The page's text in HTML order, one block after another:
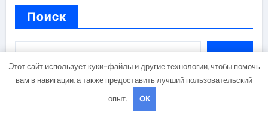
Поиск
Этот сайт использует куки-файлы и другие технологии, чтобы помочь
вам в навигации, а также предоставить лучший пользовательский
опыт.
OK